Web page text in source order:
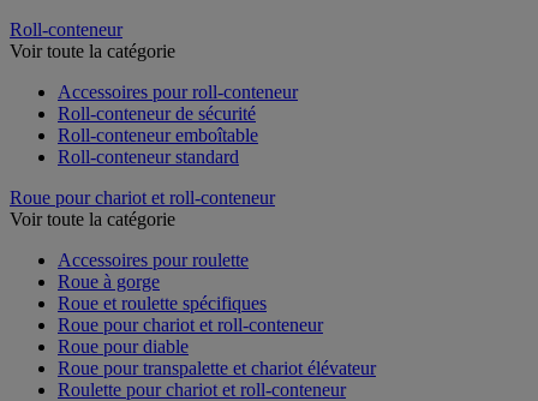
Roll-conteneur
Voir toute la catégorie
Accessoires pour roll-conteneur
Roll-conteneur de sécurité
Roll-conteneur emboîtable
Roll-conteneur standard
Roue pour chariot et roll-conteneur
Voir toute la catégorie
Accessoires pour roulette
Roue à gorge
Roue et roulette spécifiques
Roue pour chariot et roll-conteneur
Roue pour diable
Roue pour transpalette et chariot élévateur
Roulette pour chariot et roll-conteneur